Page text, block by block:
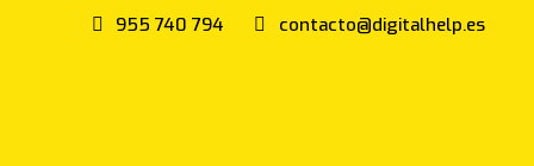
955 740 794 contacto@digitalhelp.es